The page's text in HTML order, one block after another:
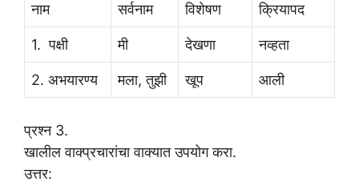
नाम सर्वनाम विशेषण क्रियापद
1. पक्षी मी देखणा नव्हता
2. अभयारण्य मला, तुझी खूप आली
प्रश्न 3.
खालील वाक्प्रचारांचा वाक्यात उपयोग करा.
उत्तर: